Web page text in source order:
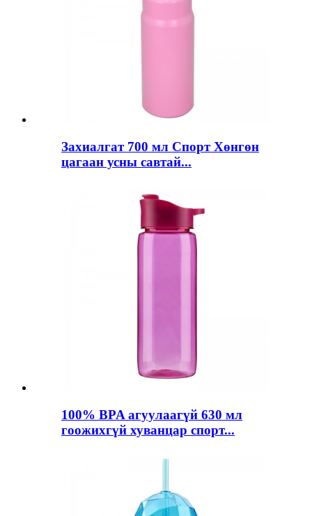
Захиалгат 700 мл Спорт Хөнгөн
цагаан усны савтай...
100% BPA агуулаагүй 630 мл
гоожихгүй хуванцар спорт...